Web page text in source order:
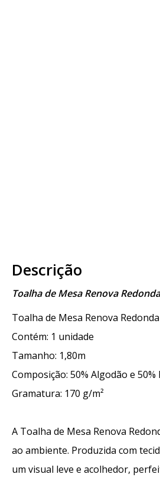
Descrição
Toalha de Mesa Renova
Toalha de Mesa Renova
Contém: 1 unidade
Tamanho: 1,80m
Composição: 50% Algodão e
Gramatura: 170 g/m²
A Toalha de Mesa Renova
ao ambiente. Produzida com
um visual leve e acolhedor,